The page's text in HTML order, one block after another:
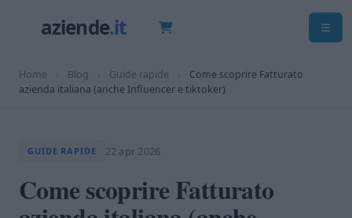
Home › Blog › Guide rapide ›
Come scoprire Fatturato
azienda italiana (anche Influencer e tiktoker)
GUIDE RAPIDE 22 apr 2026
Come scoprire Fatturato